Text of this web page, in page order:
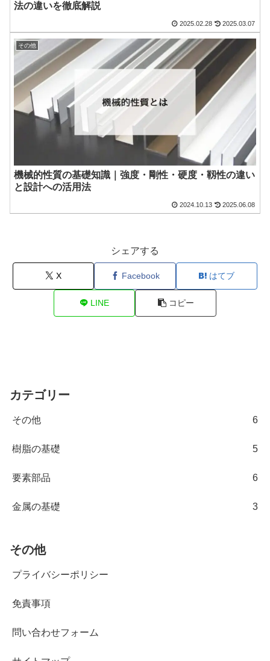
法の違いを徹底解説
2025.02.28 2025.03.07
その他
機械的性質の基礎知識｜強度・剛性・硬度・靱性の違い
と設計への活用法
2024.10.13 2025.06.08
シェアする
X Facebook はてブ
LINE コピー
カテゴリー
その他 6
樹脂の基礎 5
要素部品 6
金属の基礎 3
その他
プライバシーポリシー
免責事項
問い合わせフォーム